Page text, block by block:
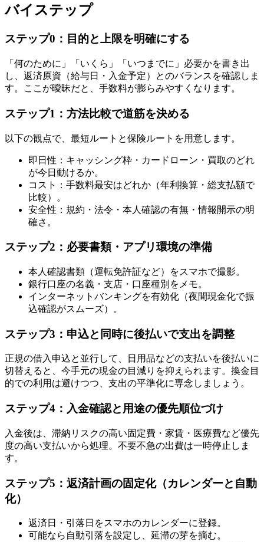
バイステップ
ステップ0：目的と上限を明確にする
「何のために」「いくら」「いつまでに」必要かを書き出
し、返済原資（給与日・入金予定）とのバランスを確認しま
す。ここが曖昧だと、手数料が膨らみやすくなります。
ステップ1：方法比較で道筋を決める
以下の観点で、最短ルートと保険ルートを用意します。
即日性：キャッシング枠・カードローン・買取のどれ
が今日動けるか。
コスト：手数料最安はどれか（年利換算・総支払額で
比較）。
安全性：規約・法令・本人確認の有無・情報開示の明
確さ。
ステップ2：必要書類・アプリ環境の準備
本人確認書類（運転免許証など）をスマホで撮影。
銀行口座の名義・支店・口座種別をメモ。
インターネットバンキングを有効化（夜間現金化で振
込確認がスムーズ）。
ステップ3：申込と同時に後払いで支出を調整
正規の借入申込と並行して、日用品などの支払いを後払いに
切替えると、今手元の現金の目減りを抑えられます。換金目
的での利用は避けつつ、支出の平準化に専念しましょう。
ステップ4：入金確認と用途の優先順位づけ
入金後は、滞納リスクの高い固定費・家賃・医療費など優先
度の高い支払いから処理。不要不急の出費は一時停止しま
す。
ステップ5：返済計画の固定化（カレンダーと自動
化）
返済日・引落日をスマホのカレンダーに登録。
可能なら自動引落を設定し、延滞の芽を摘む。